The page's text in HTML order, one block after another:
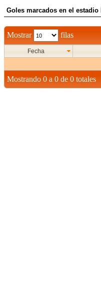
Goles marcados en el
Mostrar filas
Fecha
Mostrando 0 a 0 de 0 totales